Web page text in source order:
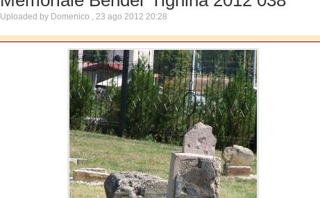
Uploaded by Domenico , 23 ago 2012 20:28